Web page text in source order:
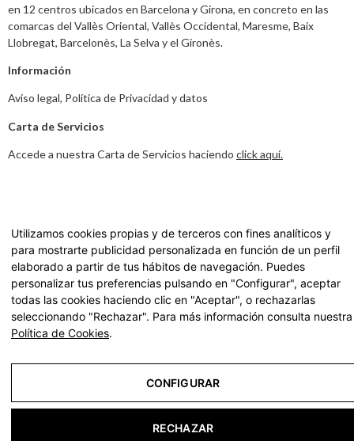
en 12 centros ubicados en Barcelona y Girona, en concreto en las
comarcas del Vallès Oriental, Vallès Occidental, Maresme, Baix
Llobregat, Barcelonès, La Selva y el Gironès.
Información
Aviso legal, Política de Privacidad y datos
Carta de Servicios
Accede a nuestra Carta de Servicios haciendo click aquí.
edad | La Vostra Llar - Todos los derechos reservados
Utilizamos cookies propias y de terceros con fines analíticos y
para mostrarte publicidad personalizada en función de un perfil
elaborado a partir de tus hábitos de navegación. Puedes
personalizar tus preferencias pulsando en "Configurar", aceptar
todas las cookies haciendo clic en "Aceptar", o rechazarlas
seleccionando "Rechazar". Para más información consulta nuestra
Política de Cookies.
CONFIGURAR
RECHAZAR
Aviso Legal
Política de Privacidad